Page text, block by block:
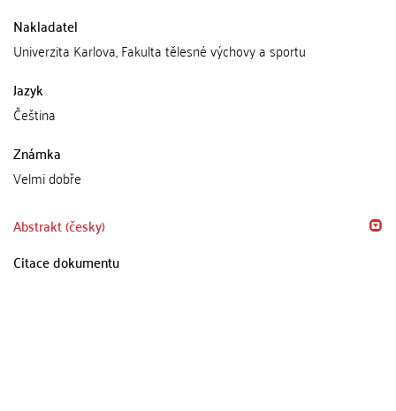
Nakladatel
Univerzita Karlova, Fakulta tělesné výchovy a sportu
Jazyk
Čeština
Známka
Velmi dobře
Abstrakt (česky)
Citace dokumentu